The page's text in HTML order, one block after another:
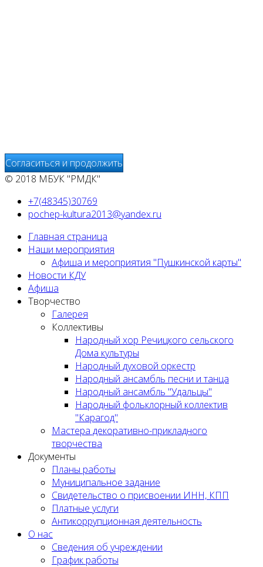
Согласиться и продолжить
© 2018 МБУК "РМДК"
+7(48345)30769
pochep-kultura2013@yandex.ru
Главная страница
Наши мероприятия
Афиша и мероприятия "Пушкинской карты"
Новости КДУ
Афиша
Творчество
Галерея
Коллективы
Народный хор Речицкого сельского
Дома культуры
Народный духовой оркестр
Народный ансамбль песни и танца
Народный ансамбль "Удальцы"
Народный фольклорный коллектив
"Карагод"
Мастера декоративно-прикладного
творчества
Документы
Планы работы
Муниципальное задание
Cвидетельство о присвоении ИНН, КПП
Платные услуги
Антикоррупционная деятельность
О нас
Сведения об учреждении
График работы